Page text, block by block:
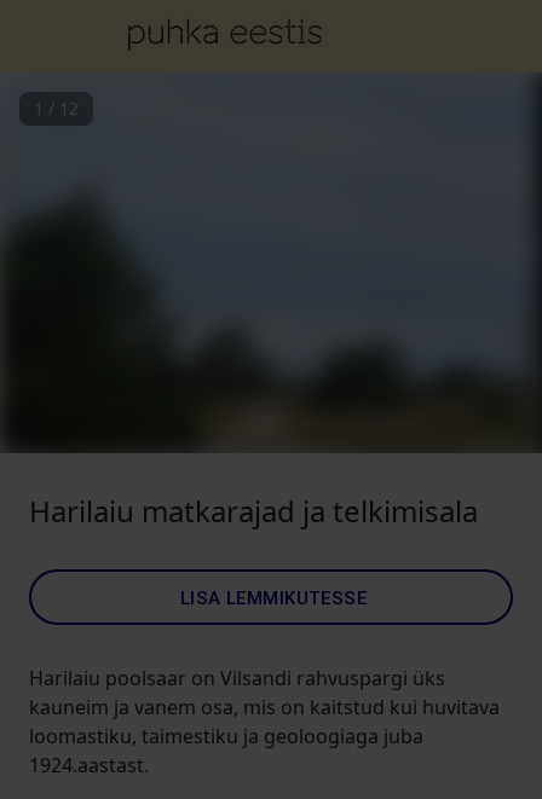
1 / 12
Harilaiu matkarajad ja telkimisala
LISA LEMMIKUTESSE
Harilaiu poolsaar on Vilsandi rahvuspargi üks
kauneim ja vanem osa, mis on kaitstud kui huvitava
loomastiku, taimestiku ja geoloogiaga juba
1924.aastast.